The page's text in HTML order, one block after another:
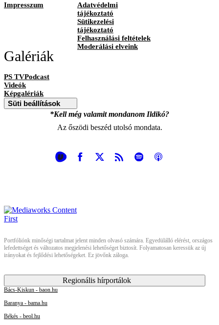
Impresszum
Adatvédelmi
tájékoztató
Sütikezelési
tájékoztató
Felhasználási feltételek
Moderálási elveink
Galériák
PS TVPodcast
Videók
Képgalériák
Süti beállítások
*Kell még valamit mondanom Ildikó?
Az őszödi beszéd utolsó mondata.
Portfóliónk minőségi tartalmat jelent minden olvasó számára. Egyedülálló elérést, országos
lefedettséget és változatos megjelenési lehetőséget biztosít. Folyamatosan keressük az új
irányokat és fejlődési lehetőségeket. Ez jövőnk záloga.
Regionális hírportálok
Bács-Kiskun - baon.hu
Baranya - bama.hu
Békés - beol.hu